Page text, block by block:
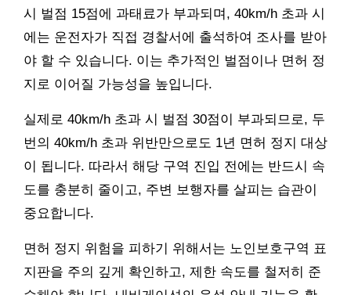
시 벌점 15점에 과태료가 부과되며, 40km/h 초과 시
에는 운전자가 직접 경찰서에 출석하여 조사를 받아
야 할 수 있습니다. 이는 추가적인 벌점이나 면허 정
지로 이어질 가능성을 높입니다.
실제로 40km/h 초과 시 벌점 30점이 부과되므로, 두
번의 40km/h 초과 위반만으로도 1년 면허 정지 대상
이 됩니다. 따라서 해당 구역 진입 전에는 반드시 속
도를 충분히 줄이고, 주변 보행자를 살피는 습관이
중요합니다.
면허 정지 위험을 피하기 위해서는 노인보호구역 표
지판을 주의 깊게 확인하고, 제한 속도를 철저히 준